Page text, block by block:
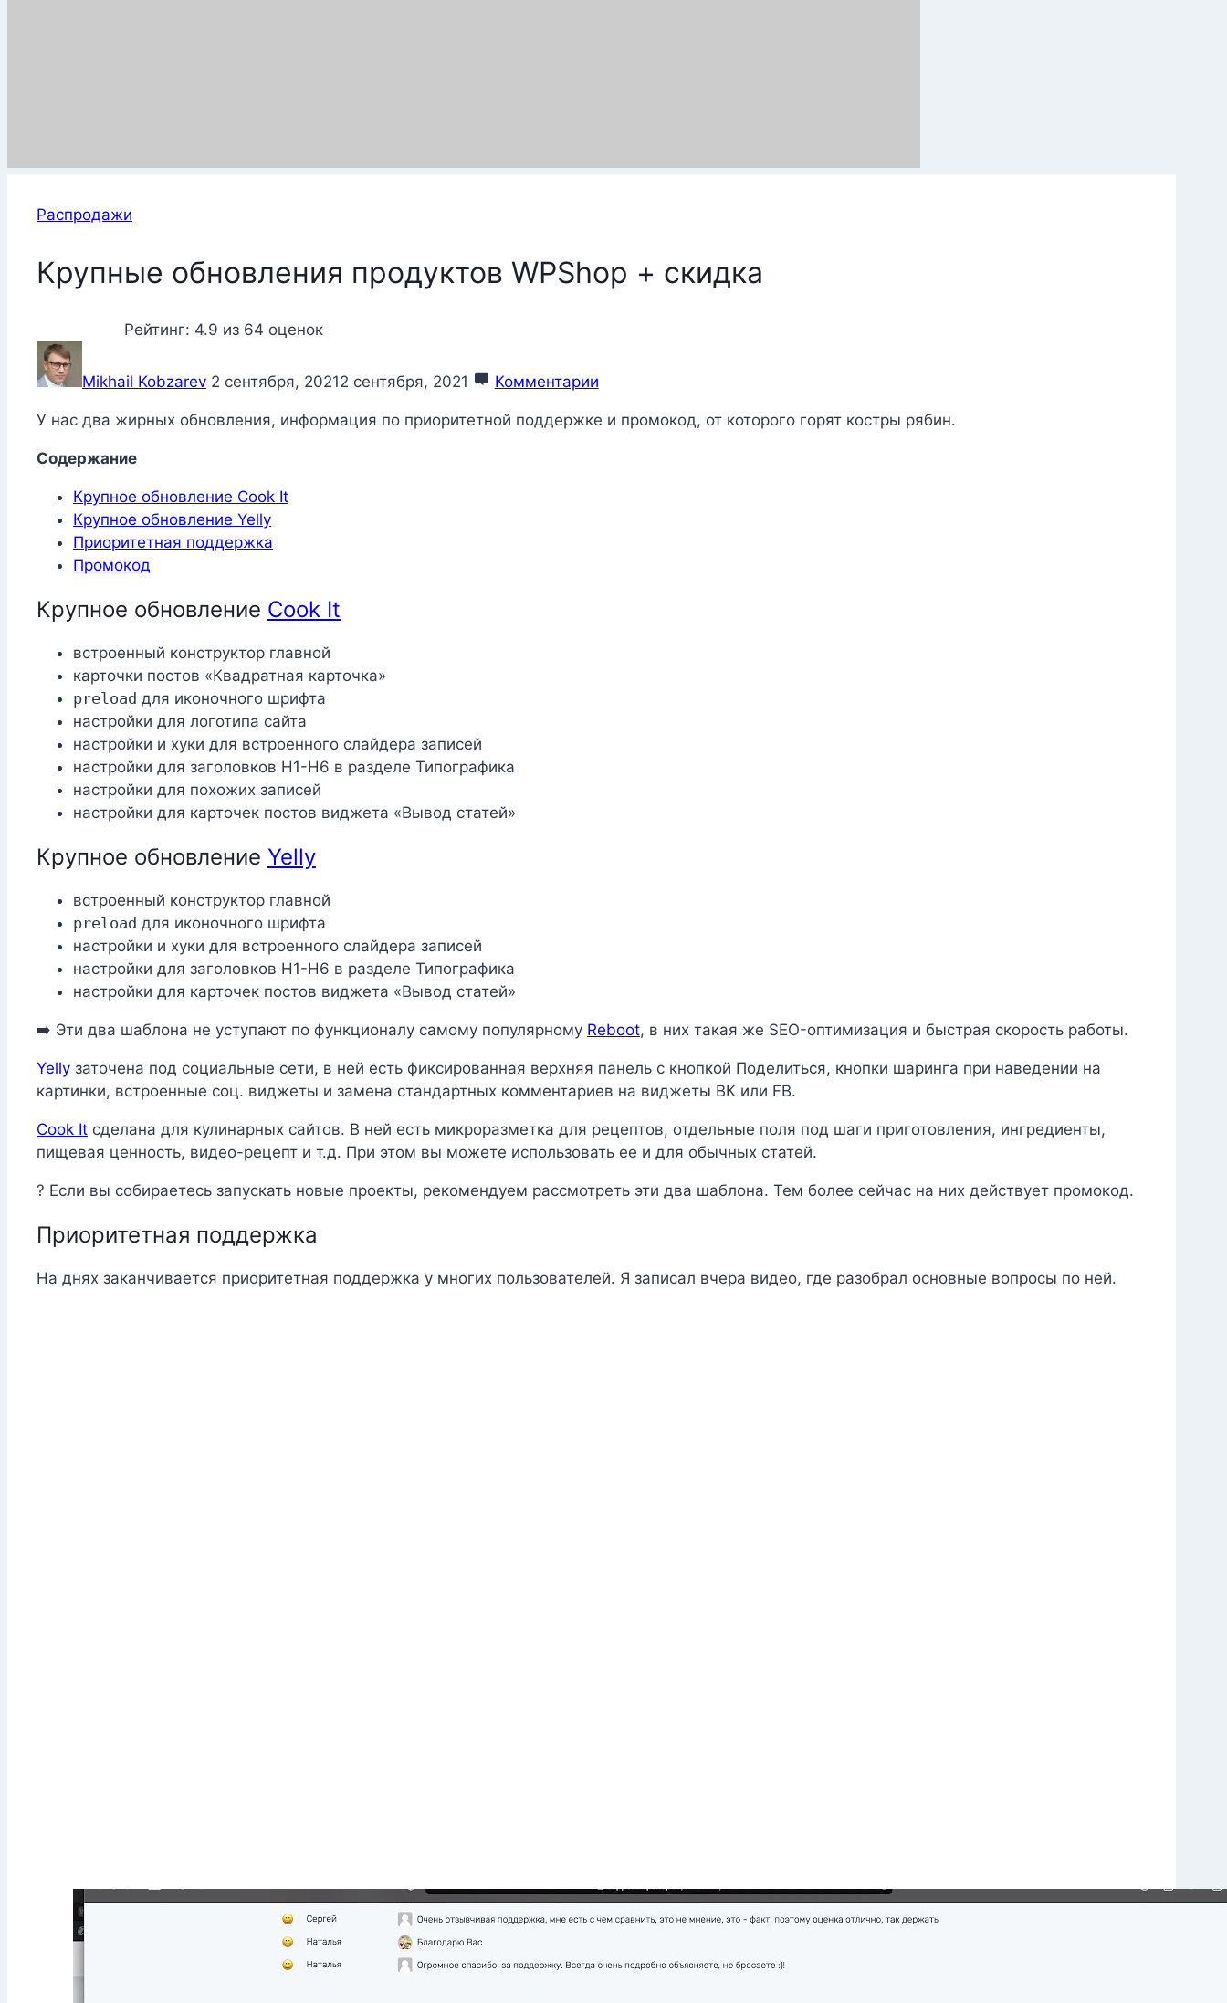
Распродажи
Крупные обновления продуктов WPShop + скидка
Рейтинг: 4.9 из 64 оценок
Mikhail Kobzarev 2 сентября, 20212 сентября, 2021 Комментарии
У нас два жирных обновления, информация по приоритетной поддержке и промокод, от которого горят костры рябин.
Содержание
Крупное обновление Cook It
Крупное обновление Yelly
Приоритетная поддержка
Промокод
Крупное обновление Cook It
встроенный конструктор главной
карточки постов «Квадратная карточка»
preload для иконочного шрифта
настройки для логотипа сайта
настройки и хуки для встроенного слайдера записей
настройки для заголовков H1-H6 в разделе Типографика
настройки для похожих записей
настройки для карточек постов виджета «Вывод статей»
Крупное обновление Yelly
встроенный конструктор главной
preload для иконочного шрифта
настройки и хуки для встроенного слайдера записей
настройки для заголовков H1-H6 в разделе Типографика
настройки для карточек постов виджета «Вывод статей»
➡️ Эти два шаблона не уступают по функционалу самому популярному Reboot, в них такая же SEO-оптимизация и быстрая скорость работы.
Yelly заточена под социальные сети, в ней есть фиксированная верхняя панель с кнопкой Поделиться, кнопки шаринга при наведении на
картинки, встроенные соц. виджеты и замена стандартных комментариев на виджеты ВК или FB.
Cook It сделана для кулинарных сайтов. В ней есть микроразметка для рецептов, отдельные поля под шаги приготовления, ингредиенты,
пищевая ценность, видео-рецепт и т.д. При этом вы можете использовать ее и для обычных статей.
? Если вы собираетесь запускать новые проекты, рекомендуем рассмотреть эти два шаблона. Тем более сейчас на них действует промокод.
Приоритетная поддержка
На днях заканчивается приоритетная поддержка у многих пользователей. Я записал вчера видео, где разобрал основные вопросы по ней.